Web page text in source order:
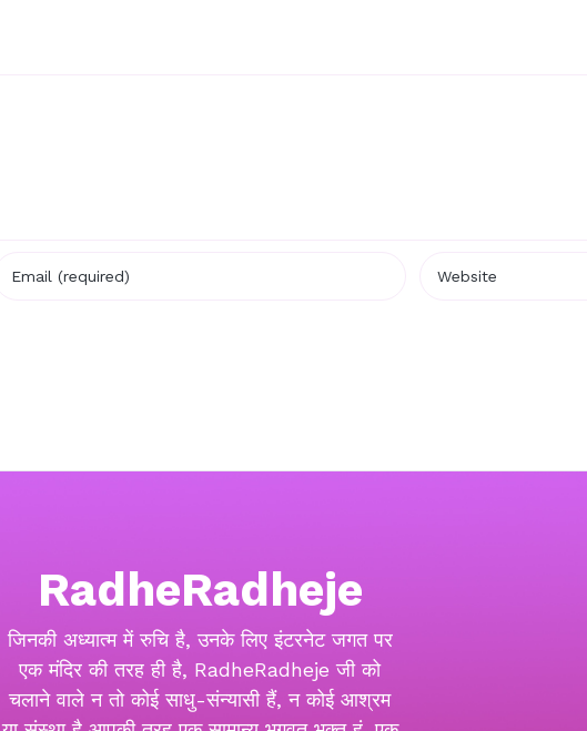
RadheRadheje
जिनकी अध्यात्म में रुचि है, उनके लिए इंटरनेट जगत पर
एक मंदिर की तरह ही है, RadheRadheje जी को
चलाने वाले न तो कोई साधु-संन्यासी हैं, न कोई आश्रम